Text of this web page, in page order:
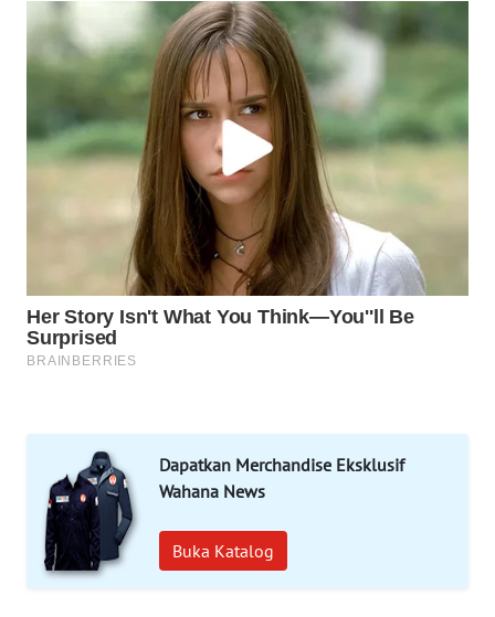
Dapatkan Merchandise Eksklusif
Wahana News
Buka Katalog
WALINKI
MAWAKA
ID
PLN
WATCH
LKKI
KOPEKLIN